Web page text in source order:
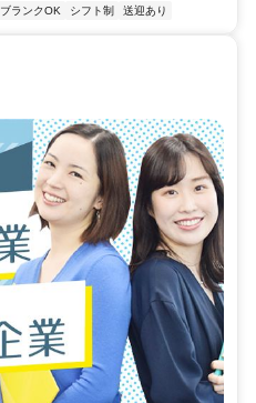
ブランクOK シフト制 送迎あり